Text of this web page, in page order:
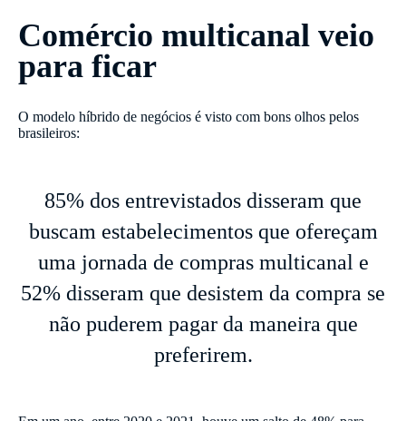
Comércio multicanal veio
para ficar
O modelo híbrido de negócios é visto com bons olhos pelos
brasileiros:
85% dos entrevistados disseram que
buscam estabelecimentos que ofereçam
uma jornada de compras multicanal e
52% disseram que desistem da compra se
não puderem pagar da maneira que
preferirem.